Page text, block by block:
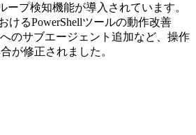
ープ検知機能が導入されています。
けるPowerShellツールの動作改善
のサブエージェント追加など、操作
が修正されました。